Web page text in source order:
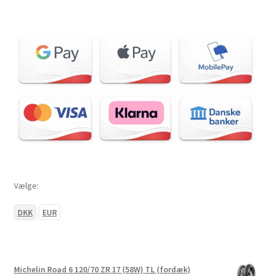
Vælge:
DKK EUR
Michelin Road 6 120/70 ZR 17 (58W) TL (fordæk)